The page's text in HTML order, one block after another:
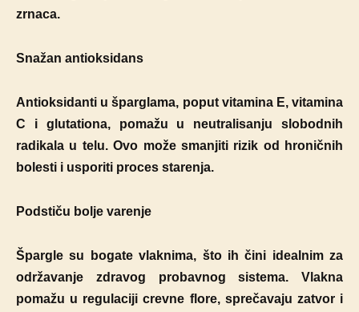
zrnaca.
Snažan antioksidans
Antioksidanti u šparglama, poput vitamina E, vitamina
C i glutationa, pomažu u neutralisanju slobodnih
radikala u telu. Ovo može smanjiti rizik od hroničnih
bolesti i usporiti proces starenja.
Podstiču bolje varenje
Špargle su bogate vlaknima, što ih čini idealnim za
održavanje zdravog probavnog sistema. Vlakna
pomažu u regulaciji crevne flore, sprečavaju zatvor i